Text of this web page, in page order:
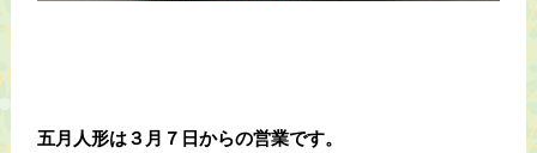
五月人形は３月７日からの営業です。